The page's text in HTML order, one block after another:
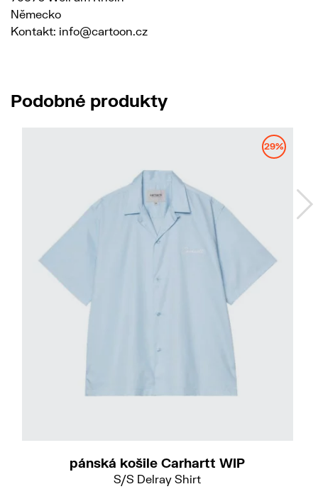
Německo
Kontakt: info@cartoon.cz
Podobné produkty
29%
pánská košile Carhartt WIP
S/S Delray Shirt